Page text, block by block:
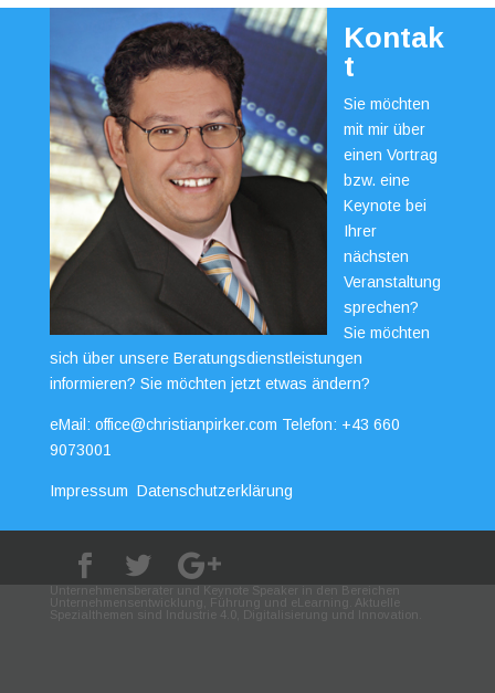
Kontak
t
Sie möchten
mit mir über
einen Vortrag
bzw. eine
Keynote bei
Ihrer
nächsten
Veranstaltung
sprechen?
Sie möchten
sich über unsere Beratungsdienstleistungen
informieren? Sie möchten jetzt etwas ändern?
eMail: office@christianpirker.com Telefon: +43 660
9073001
Impressum Datenschutzerklärung
Unternehmensberater und Keynote Speaker in den Bereichen
Unternehmensentwicklung, Führung und eLearning. Aktuelle
Spezialthemen sind Industrie 4.0, Digitalisierung und Innovation.